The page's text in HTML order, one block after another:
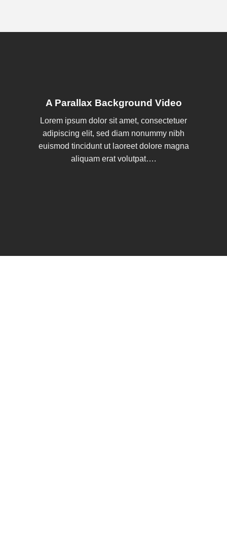
A Parallax Background Video
Lorem ipsum dolor sit amet, consectetuer
adipiscing elit, sed diam nonummy nibh
euismod tincidunt ut laoreet dolore magna
aliquam erat volutpat….